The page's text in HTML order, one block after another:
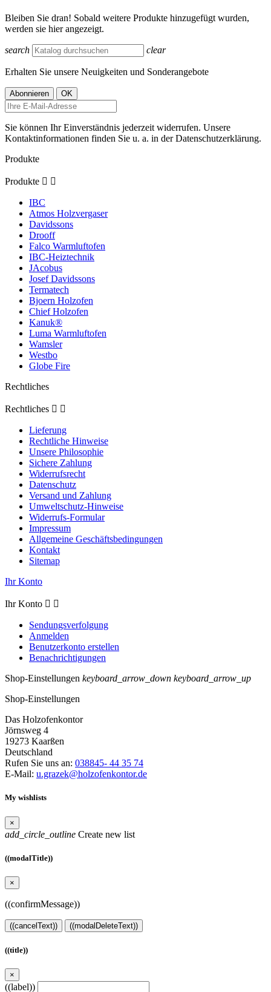
Bleiben Sie dran! Sobald weitere Produkte hinzugefügt wurden,
werden sie hier angezeigt.
search clear
Erhalten Sie unsere Neuigkeiten und Sonderangebote
Sie können Ihr Einverständnis jederzeit widerrufen. Unsere
Kontaktinformationen finden Sie u. a. in der Datenschutzerklärung.
Produkte
Produkte  
IBC
Atmos Holzvergaser
Davidssons
Drooff
Falco Warmluftofen
IBC-Heiztechnik
JAcobus
Josef Davidssons
Termatech
Bjoern Holzofen
Chief Holzofen
Kanuk®
Luma Warmluftofen
Wamsler
Westbo
Globe Fire
Rechtliches
Rechtliches  
Lieferung
Rechtliche Hinweise
Unsere Philosophie
Sichere Zahlung
Widerrufsrecht
Datenschutz
Versand und Zahlung
Umweltschutz-Hinweise
Widerrufs-Formular
Impressum
Allgemeine Geschäftsbedingungen
Kontakt
Sitemap
Ihr Konto
Ihr Konto  
Sendungsverfolgung
Anmelden
Benutzerkonto erstellen
Benachrichtigungen
Shop-Einstellungen keyboard_arrow_down keyboard_arrow_up
Shop-Einstellungen
Das Holzofenkontor
Jörnsweg 4
19273 Kaarßen
Deutschland
Rufen Sie uns an: 038845- 44 35 74
E-Mail: u.grazek@holzofenkontor.de
My wishlists
×
add_circle_outline Create new list
((modalTitle))
×
((confirmMessage))
((cancelText)) ((modalDeleteText))
((title))
×
((label))